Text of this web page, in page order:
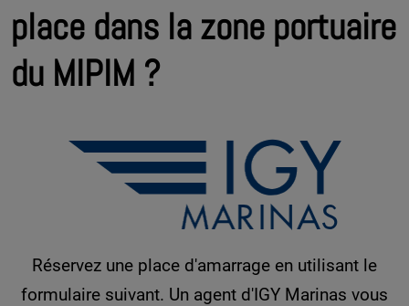
place dans la zone portuaire
du MIPIM ?
Réservez une place d'amarrage en utilisant le
formulaire suivant. Un agent d'IGY Marinas vous